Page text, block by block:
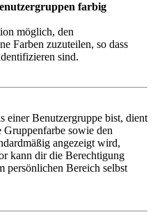
farbig
möglich, den
Farben zuzuteilen, so dass
sind.
einer Benutzergruppe bist, dient
sowie den
angezeigt wird,
kann dir die Berechtigung
persönlichen Bereich selbst